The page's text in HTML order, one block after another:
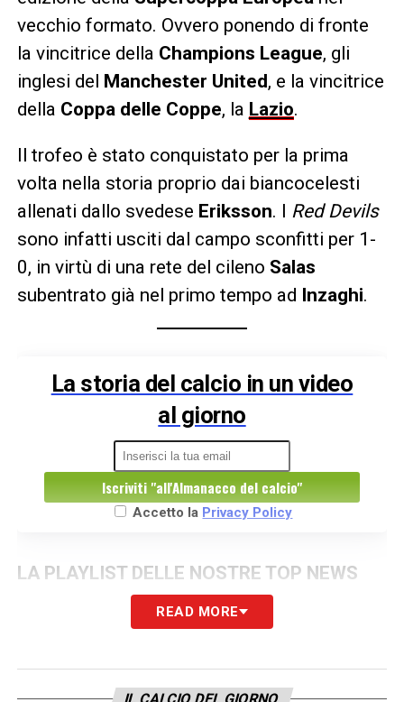
vecchio formato. Ovvero ponendo di fronte
la vincitrice della Champions League, gli
inglesi del Manchester United, e la vincitrice
della Coppa delle Coppe, la Lazio.
Il trofeo è stato conquistato per la prima
volta nella storia proprio dai biancocelesti
allenati dallo svedese Eriksson. I Red Devils
sono infatti usciti dal campo sconfitti per 1-
0, in virtù di una rete del cileno Salas
subentrato già nel primo tempo ad Inzaghi.
La storia del calcio in un video
al giorno
Iscriviti "all'Almanacco del calcio"
Accetto la Privacy Policy
LA PLAYLIST DELLE NOSTRE TOP NEWS
READ MORE